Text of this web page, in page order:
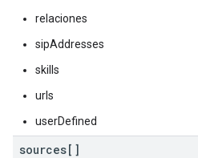
relaciones
sipAddresses
skills
urls
userDefined
sources[]